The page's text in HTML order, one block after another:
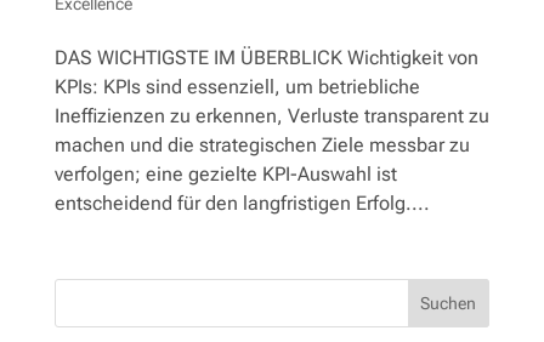
DAS WICHTIGSTE IM ÜBERBLICK Wichtigkeit von
KPIs: KPIs sind essenziell, um betriebliche
Ineffizienzen zu erkennen, Verluste transparent zu
machen und die strategischen Ziele messbar zu
verfolgen; eine gezielte KPI-Auswahl ist
entscheidend für den langfristigen Erfolg....
Suchen